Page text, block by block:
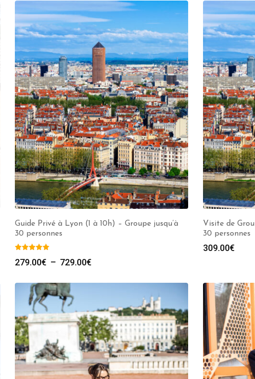
Guide Privé à Lyon (1 à 10h) – Groupe jusqu’à
30 personnes
279.00€ – 729.00€
prix :
729.00€
Visite de
30 personnes
309.00€